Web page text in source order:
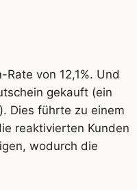
von 12,1%. Und
gekauft (ein
Dies führte zu einem
reaktivierten Kunden
wodurch die